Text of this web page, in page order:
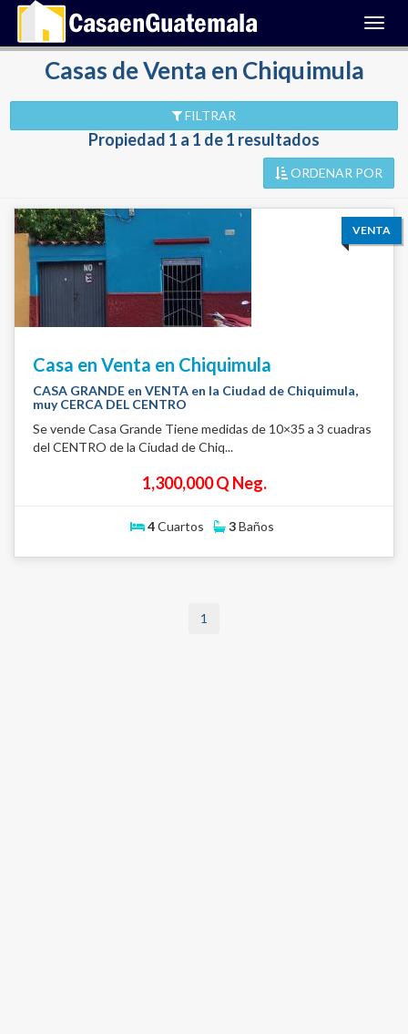
Casas de Venta en Chiquimula
FILTRAR
Propiedad 1 a 1 de 1 resultados
ORDENAR POR
VENTA
Casa en Venta en Chiquimula
CASA GRANDE en VENTA en la Ciudad de Chiquimula,
muy CERCA DEL CENTRO
Se vende Casa Grande Tiene medidas de 10×35 a 3 cuadras
del CENTRO de la Ciudad de Chiq...
1,300,000 Q Neg.
4Cuartos 3Baños
1